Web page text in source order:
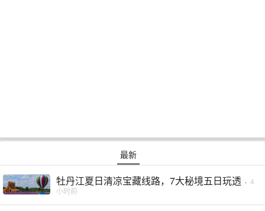
最新
牡丹江夏日清凉宝藏线路，7大秘境五日玩透 · 4
小时前